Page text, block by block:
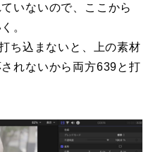
いないので、ここから
。
ち込まないと、上の素材
れないから両方639と打